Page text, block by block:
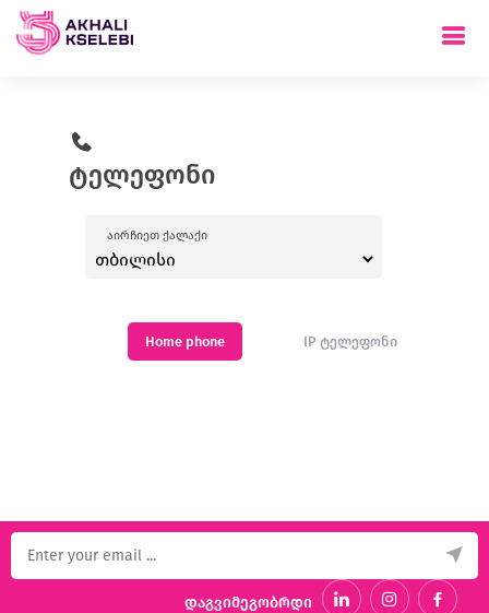
ტელეფონი
აირჩიეთ ქალაქი
Home phone IP ტელეფონი
დაგვიმეგობრდი